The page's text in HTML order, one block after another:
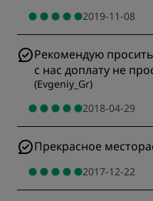
2019-11-08
Рекомендую
с нас доплату не
(Evgeniy_Gr)
2018-04-29
Прекрасное
2017-12-22